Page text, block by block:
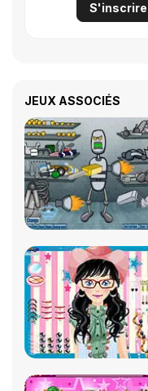
S'inscrire
JEUX ASSOCIÉS